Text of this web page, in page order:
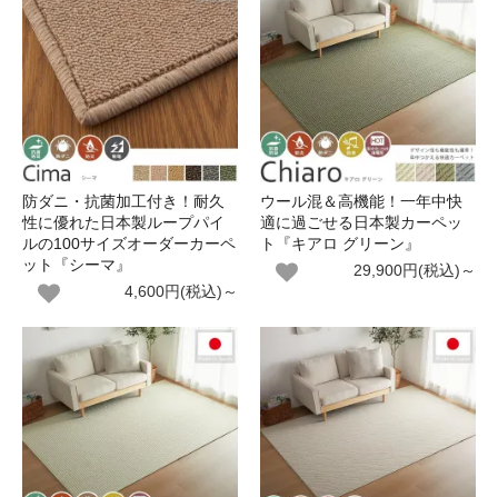
防ダニ・抗菌加工付き！耐久
性に優れた日本製ループパイ
ルの100サイズオーダーカーペ
ット『シーマ』
4,600円(税込)～
ウール混＆高機能！一年中快
適に過ごせる日本製カーペッ
ト『キアロ グリーン』
29,900円(税込)～